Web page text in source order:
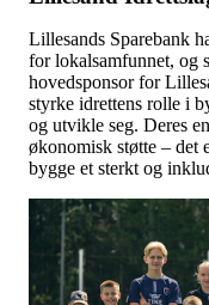
Lillesands Sparebank
for lokalsamfunnet, og
hovedsponsor for
styrke idrettens rolle i
og utvikle seg. Deres
økonomisk støtte – det
bygge et sterkt og